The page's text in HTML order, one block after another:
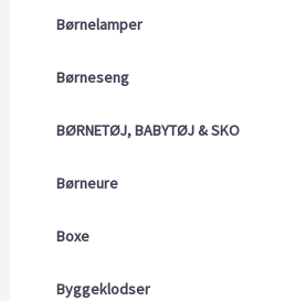
Børnelamper
Børneseng
BØRNETØJ, BABYTØJ & SKO
Børneure
Boxe
Byggeklodser